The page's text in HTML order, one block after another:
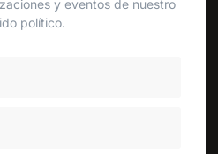
y eventos de nuestro
político.